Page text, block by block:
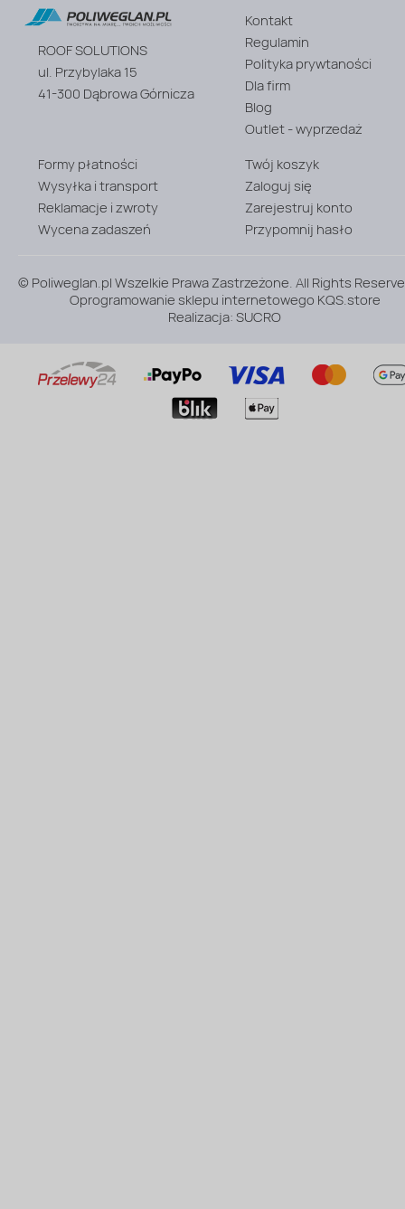
komorowy
Przezroczysty
Grubość
[mm]:
10
ROOF SOLUTIONS
ul. Przybylaka 15
41-300 Dąbrowa Górnicza
Kontakt
Regulamin
Polityka prywtaności
Dla firm
Blog
Outlet - wyprzedaż
Formy płatności
Wysyłka i transport
Reklamacje i zwroty
Wycena zadaszeń
Twój koszyk
Zaloguj się
Zarejestruj konto
Przypomnij hasło
© Poliweglan.pl Wszelkie Prawa Zastrzeżone. All Rights
Oprogramowanie sklepu internetowego KQS.store
Realizacja:SUCRO